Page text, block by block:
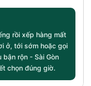
rồi xếp hàng mất
ở, tới sớm hoặc gọi
bận rộn - Sài Gòn
chọn đúng giờ.